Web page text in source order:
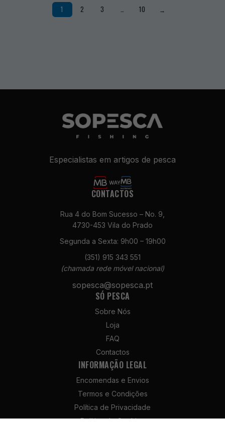
1 2 3 … 10 →
Especialistas em artigos de pesca
CONTACTOS
Rua 4 do Bom Sucesso – No. 9,
4730-453 Vila do Prado
Segunda a Sexta: 9h00 – 19h00
(351) 915 343 551
(chamada rede móvel nacional)
sopesca@sopesca.pt
SÓ PESCA
Sobre Nós
Loja
FAQ
Contactos
INFORMAÇÃO LEGAL
Encomendas e Envios
Termos e Condições
Política de Privacidade
Política de Cookies